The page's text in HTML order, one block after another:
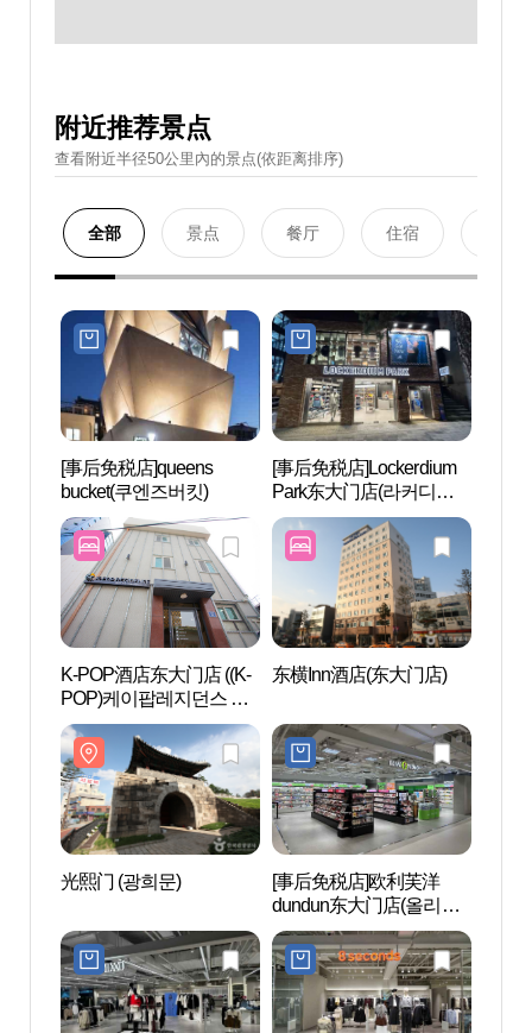
附近推荐景点
查看附近半径50公里內的景点(依距离排序)
全部 景点 餐厅 住宿
[事后免税店]queens
bucket(쿠엔즈버킷)
[事后免税店]Lockerdium
Park东大门店(라커디움
파크 동대문점)
K-POP酒店东大门店 ((K-
POP)케이팝레지던스 동
대문점)
东横Inn酒店(东大门店)
光熙门 (광희문)
[事后免税店]欧利芙洋
dundun东大门店(올리브
영 던던 동대문점)